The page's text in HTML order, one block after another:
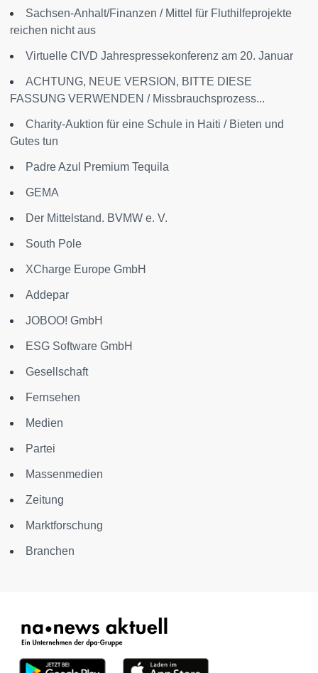
Sachsen-Anhalt/Finanzen / Mittel für Fluthilfeprojekte
reichen nicht aus
Virtuelle CIVD Jahrespressekonferenz am 20. Januar
ACHTUNG, NEUE VERSION, BITTE DIESE
FASSUNG VERWENDEN / Missbrauchsprozess...
Charity-Auktion für eine Schule in Haiti / Bieten und
Gutes tun
Padre Azul Premium Tequila
GEMA
Der Mittelstand. BVMW e. V.
South Pole
XCharge Europe GmbH
Addepar
JOBOO! GmbH
ESG Software GmbH
Gesellschaft
Fernsehen
Medien
Partei
Massenmedien
Zeitung
Marktforschung
Branchen